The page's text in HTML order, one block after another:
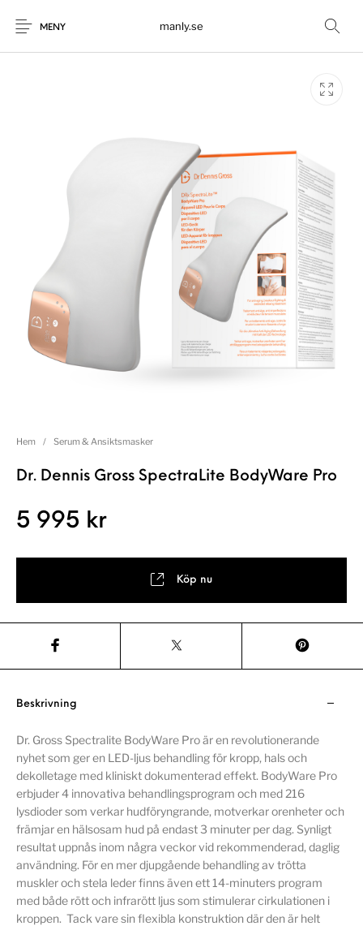
MENY manly.se
Hem / Serum & Ansiktsmasker
Dr. Dennis Gross SpectraLite BodyWare Pro
5 995 kr
Köp nu
Beskrivning
Dr. Gross Spectralite BodyWare Pro är en revolutionerande
nyhet som ger en LED-ljus behandling för kropp, hals och
dekolletage med kliniskt dokumenterad effekt. BodyWare Pro
erbjuder 4 innovativa behandlingsprogram och med 216
lysdioder som verkar hudföryngrande, motverkar orenheter och
främjar en hälsosam hud på endast 3 minuter per dag. Synligt
resultat uppnås inom några veckor vid rekommenderad, daglig
användning. För en mer djupgående behandling av trötta
muskler och stela leder finns även ett 14-minuters program
med både rött och infrarött ljus som stimulerar cirkulationen i
kroppen. Tack vare sin flexibla konstruktion där den är helt